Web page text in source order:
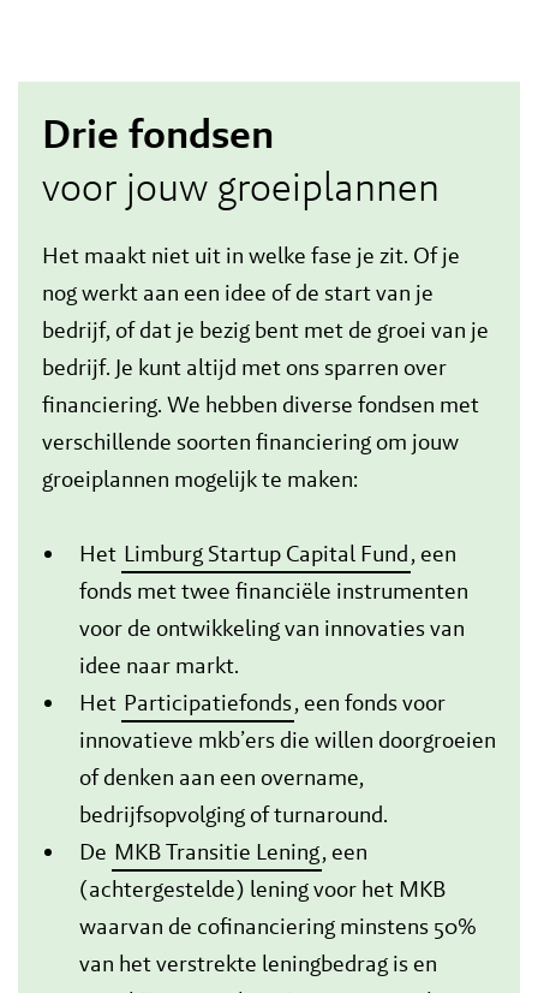
Drie fondsen
voor jouw groeiplannen
Het maakt niet uit in welke fase je zit. Of je
nog werkt aan een idee of de start van je
bedrijf, of dat je bezig bent met de groei van je
bedrijf. Je kunt altijd met ons sparren over
financiering. We hebben diverse fondsen met
verschillende soorten financiering om jouw
groeiplannen mogelijk te maken:
Het Limburg Startup Capital Fund, een
fonds met twee financiële instrumenten
voor de ontwikkeling van innovaties van
idee naar markt.
Het Participatiefonds, een fonds voor
innovatieve mkb’ers die willen doorgroeien
of denken aan een overname,
bedrijfsopvolging of turnaround.
De MKB Transitie Lening, een
(achtergestelde) lening voor het MKB
waarvan de cofinanciering minstens 50%
van het verstrekte leningbedrag is en